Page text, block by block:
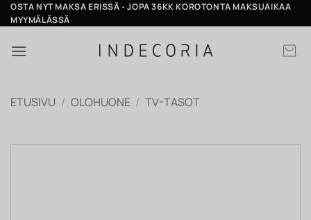
Skip
to
OSTA NYT MAKSA ERISSÄ - JOPA 36KK KOROTONTA MAKSUAIKAA
MYYMÄLÄSSÄ
ETUSIVU / OLOHUONE / TV-TASOT